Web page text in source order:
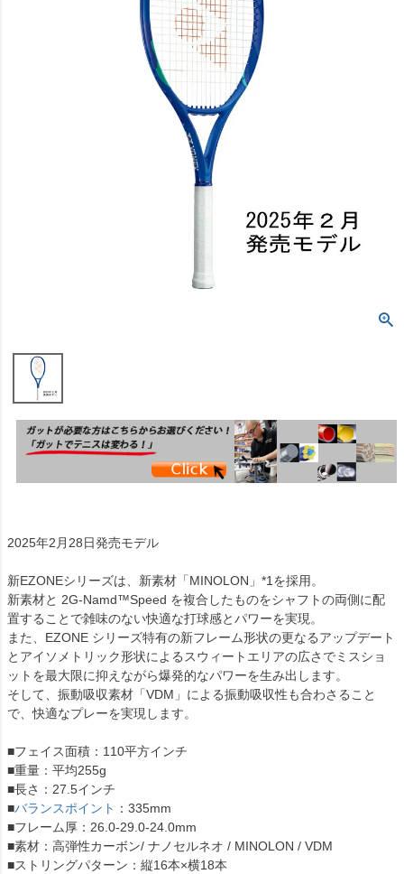
2025年2月28日発売モデル
新EZONEシリーズは、新素材「MINOLON」*1を採用。
新素材と 2G-Namd™Speed を複合したものをシャフトの両側に配
置することで雑味のない快適な打球感とパワーを実現。
また、EZONE シリーズ特有の新フレーム形状の更なるアップデート
とアイソメトリック形状によるスウィートエリアの広さでミスショ
ットを最大限に抑えながら爆発的なパワーを生み出します。
そして、振動吸収素材「VDM」による振動吸収性も合わさること
で、快適なプレーを実現します。
■フェイス面積：110平方インチ
■重量：平均255g
■長さ：27.5インチ
■バランスポイント ：335mm
■フレーム厚：26.0-29.0-24.0mm
■素材：高弾性カーボン/ ナノセルネオ / MINOLON / VDM
■ストリングパターン：縦16本×横18本